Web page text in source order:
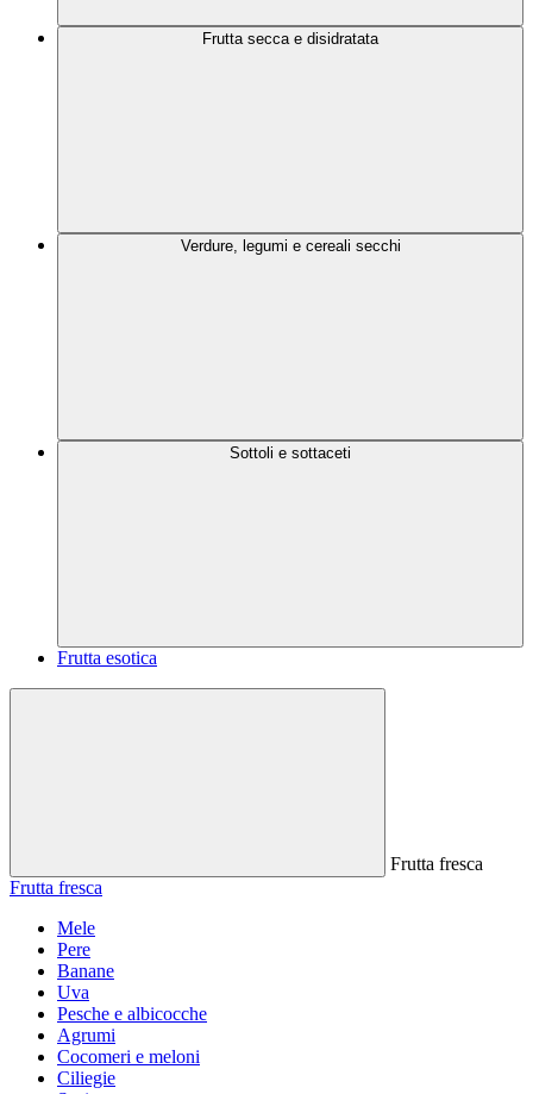
Frutta secca e disidratata
Verdure, legumi e cereali secchi
Sottoli e sottaceti
Frutta esotica
Frutta fresca
Frutta fresca
Mele
Pere
Banane
Uva
Pesche e albicocche
Agrumi
Cocomeri e meloni
Ciliegie